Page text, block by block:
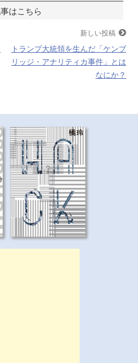
新しい投稿
トランプ大統領を生んだ「ケンブ
リッジ・アナリティカ事件」とは
なにか？